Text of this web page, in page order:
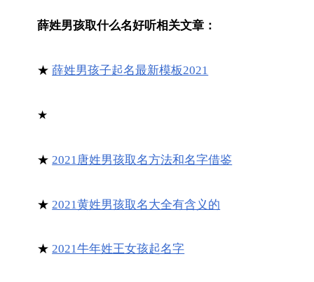
薛姓男孩取什么名好听相关文章：
★薛姓男孩子起名最新模板2021
★
★2021唐姓男孩取名方法和名字借鉴
★ 2021黄姓男孩取名大全有含义的
★2021牛年姓王女孩起名字